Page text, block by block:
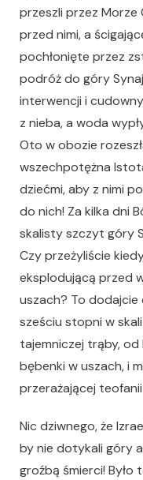
przeszli przez Morze
przed nimi, a
pochłonięte przez
podróż do góry
interwencji i
z nieba, a woda
Oto w obozie
wszechpotężna
dziećmi, aby z nimi
do nich! Za kilka dni
skalisty szczyt góry
Czy przeżyliście
eksplodującą przed
uszach? To
sześciu stopni w
tajemniczej trąby,
bębenki w uszach, i
przerażającej
Nic dziwnego, że
by nie dotykali góry
groźbą śmierci! Było